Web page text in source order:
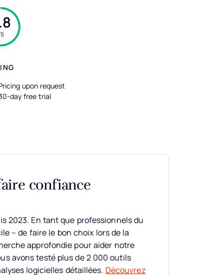
upon request
day free trial
confiance
2023. En tant que professionnels du
– de faire le bon choix lors de la
approfondie pour aider notre
avons testé plus de 2 000 outils
logicielles détaillées. Découvrez